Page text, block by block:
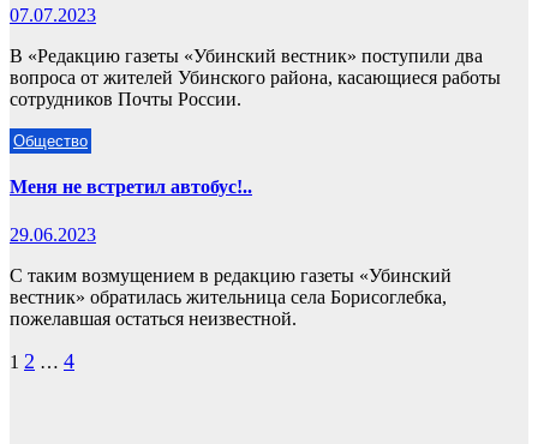
07.07.2023
В «Редакцию газеты «Убинский вестник» поступили два
вопроса от жителей Убинского района, касающиеся работы
сотрудников Почты России.
Общество
Меня не встретил автобус!..
29.06.2023
С таким возмущением в редакцию газеты «Убинский
вестник» обратилась жительница села Борисоглебка,
пожелавшая остаться неизвестной.
Пагинация
1 2 … 4